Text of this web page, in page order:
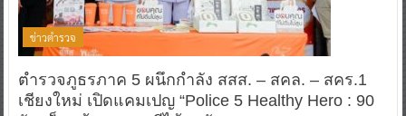
ข่าวตำรวจ
ตำรวจภูธรภาค 5 ผนึกกำลัง สสส. – สคล. – สคร.1
เชียงใหม่ เปิดแคมเปญ “Police 5 Healthy Hero : 90